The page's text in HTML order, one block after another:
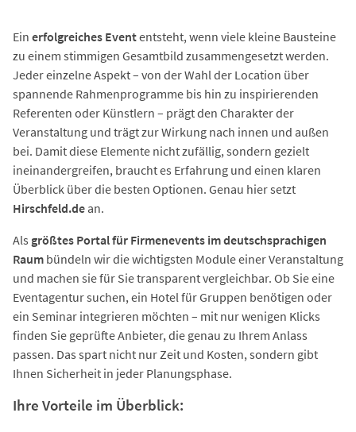
Ein erfolgreiches Evententsteht, wenn viele kleine Bausteine
zu einem stimmigen Gesamtbild zusammengesetzt werden.
Jeder einzelne Aspekt – von der Wahl der Location über
spannende Rahmenprogramme bis hin zu inspirierenden
Referenten oder Künstlern – prägt den Charakter der
Veranstaltung und trägt zur Wirkung nach innen und außen
bei. Damit diese Elemente nicht zufällig, sondern gezielt
ineinandergreifen, braucht es Erfahrung und einen klaren
Überblick über die besten Optionen. Genau hier setzt
Hirschfeld.de an.
Als größtes Portal für Firmenevents im deutschsprachigen
Raum bündeln wir die wichtigsten Module einer Veranstaltung
und machen sie für Sie transparent vergleichbar. Ob Sie eine
Eventagentur suchen, ein Hotel für Gruppen benötigen oder
ein Seminar integrieren möchten – mit nur wenigen Klicks
finden Sie geprüfte Anbieter, die genau zu Ihrem Anlass
passen. Das spart nicht nur Zeit und Kosten, sondern gibt
Ihnen Sicherheit in jeder Planungsphase.
Ihre Vorteile im Überblick: